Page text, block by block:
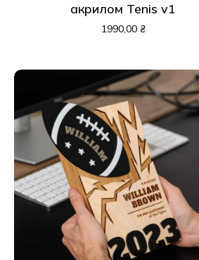
акрилом Tenis v1
1990,00 ₴